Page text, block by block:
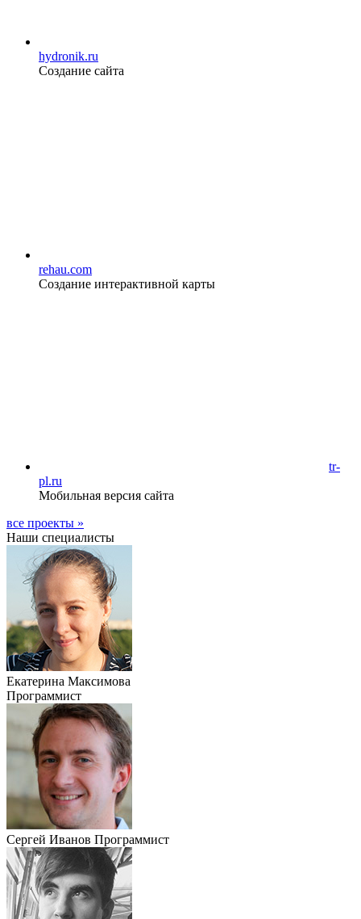
hydronik.ru
Создание сайта
rehau.com
Создание интерактивной карты
tr-
pl.ru
Мобильная версия сайта
все проекты »
Наши специалисты
Екатерина Максимова
Программист
Сергей Иванов Программист